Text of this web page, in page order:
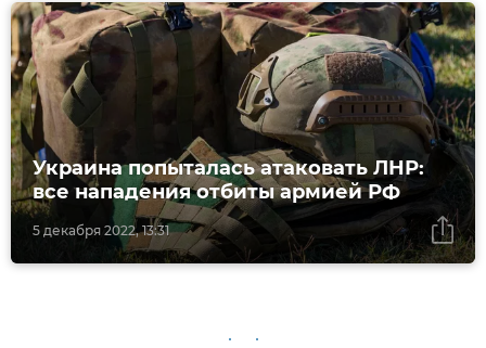
5 декабря 2022, 13:31
Украина попыталась атаковать ЛНР:
все нападения отбиты армией РФ